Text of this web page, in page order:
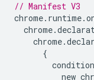
// Manifest V3
chrome. runtime.
chrome.
chrome.
{
new